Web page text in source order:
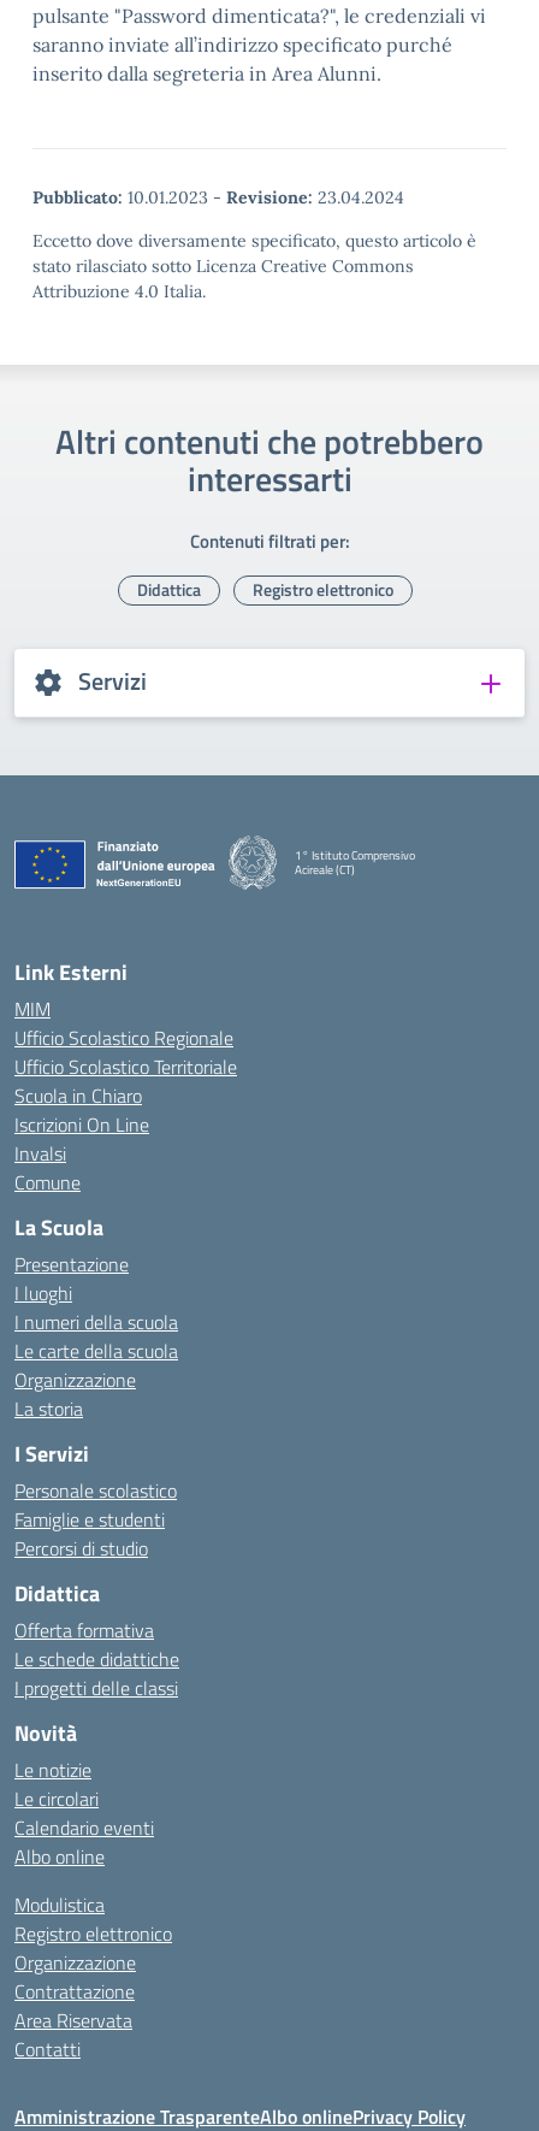
pulsante "Password dimenticata?", le credenziali vi
saranno inviate all’indirizzo specificato purché
inserito dalla segreteria in Area Alunni.
Pubblicato: 10.01.2023 - Revisione: 23.04.2024
Eccetto dove diversamente specificato, questo articolo è
stato rilasciato sotto Licenza Creative Commons
Attribuzione 4.0 Italia.
Altri contenuti che potrebbero
interessarti
Contenuti filtrati per:
Didattica Registro elettronico
Servizi
1° Istituto Comprensivo
Acireale (CT)
Link Esterni
MIM
Ufficio Scolastico Regionale
Ufficio Scolastico Territoriale
Scuola in Chiaro
Iscrizioni On Line
Invalsi
Comune
La Scuola
Presentazione
I luoghi
I numeri della scuola
Le carte della scuola
Organizzazione
La storia
I Servizi
Personale scolastico
Famiglie e studenti
Percorsi di studio
Didattica
Offerta formativa
Le schede didattiche
I progetti delle classi
Novità
Le notizie
Le circolari
Calendario eventi
Albo online
Modulistica
Registro elettronico
Organizzazione
Contrattazione
Area Riservata
Contatti
Amministrazione TrasparenteAlbo onlinePrivacy Policy